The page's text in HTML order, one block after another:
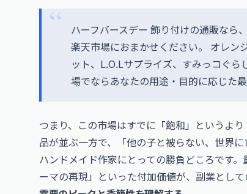
ハーフバースデー 飾り付けの通販なら
楽天市場におまかせください。 オレン
ット、L.O.Lサプライズ、すみっコぐ
場でならあなたの用途・目的に応じた
つまり、この市場はすでに「飽和」というよ
品が並ぶ一方で、「他の子と被らない、世界
ハンドメイド作家にとっての勝負どころです
ーマの再現」といった付加価値が、副業として